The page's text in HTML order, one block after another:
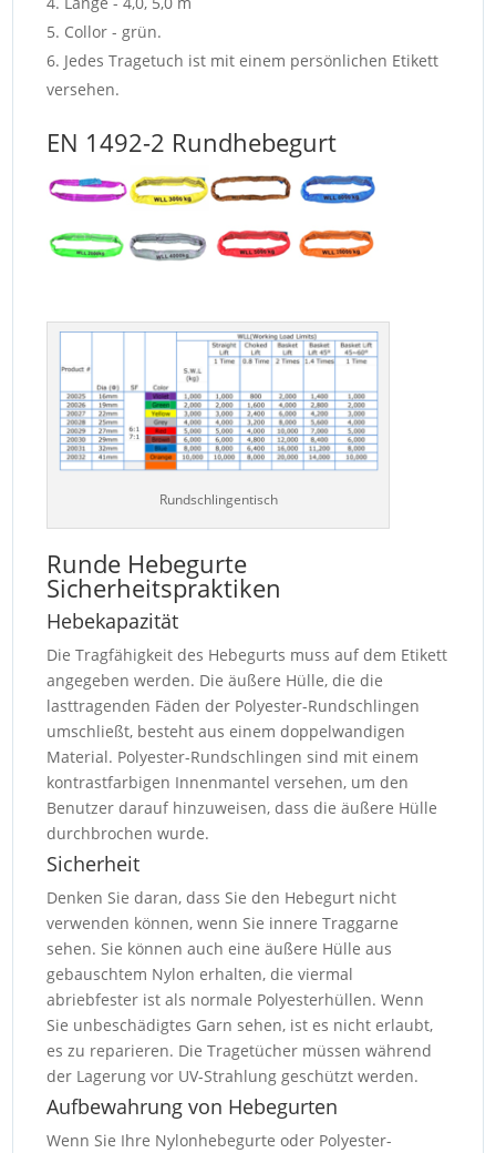
Collor - grün.
Jedes Tragetuch ist mit einem persönlichen Etikett
versehen.
EN 1492-2 Rundhebegurt
Rundschlingentisch
Runde Hebegurte
Sicherheitspraktiken
Hebekapazität
Die Tragfähigkeit des Hebegurts muss auf dem Etikett
angegeben werden. Die äußere Hülle, die die
lasttragenden Fäden der Polyester-Rundschlingen
umschließt, besteht aus einem doppelwandigen
Material. Polyester-Rundschlingen sind mit einem
kontrastfarbigen Innenmantel versehen, um den
Benutzer darauf hinzuweisen, dass die äußere Hülle
durchbrochen wurde.
Sicherheit
Denken Sie daran, dass Sie den Hebegurt nicht
verwenden können, wenn Sie innere Traggarne
sehen. Sie können auch eine äußere Hülle aus
gebauschtem Nylon erhalten, die viermal
abriebfester ist als normale Polyesterhüllen. Wenn
Sie unbeschädigtes Garn sehen, ist es nicht erlaubt,
es zu reparieren. Die Tragetücher müssen während
der Lagerung vor UV-Strahlung geschützt werden.
Aufbewahrung von Hebegurten
Wenn Sie Ihre Nylonhebegurte oder Polyester-